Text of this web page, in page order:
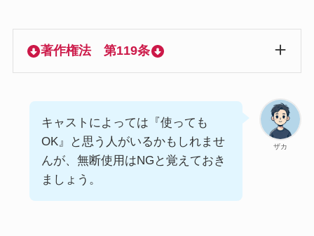
著作権法 第119条
ザカ
キャストによっては『使っても
OK』と思う人がいるかもしれませ
んが、無断使用はNGと覚えておき
ましょう。